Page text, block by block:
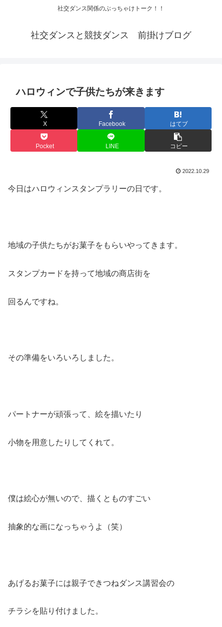
社交ダンス関係のぶっちゃけトーク！！
社交ダンスと競技ダンス 前掛けブログ
ハロウィンで子供たちが来きます
X Facebook はてブ
Pocket LINE コピー
2022.10.29
今日はハロウィンスタンプラリーの日です。
地域の子供たちがお菓子をもらいやってきます。
スタンプカードを持って地域の商店街を
回るんですね。
その準備をいろいろしました。
パートナーが頑張って、絵を描いたり
小物を用意したりしてくれて。
僕は絵心が無いので、描くとものすごい
抽象的な画になっちゃうよ（笑）
あげるお菓子には親子できつねダンス講習会の
チラシを貼り付けました。